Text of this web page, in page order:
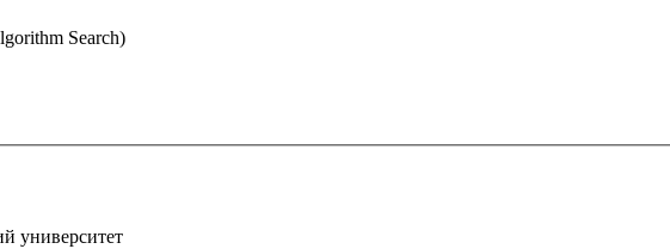
Search)
университет